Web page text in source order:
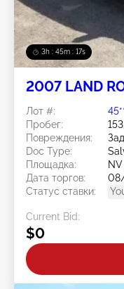
3h : 45m : 14s
2007 LAND
Лот #:
Пробег:
Повреждения:
Doc Type:
Площадка:
Дата торгов:
Статус ставки:
Current Bid:
$0